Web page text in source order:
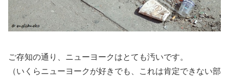
ご存知の通り、ニューヨークはとても汚いです。
（いくらニューヨークが好きでも、これは肯定できない部